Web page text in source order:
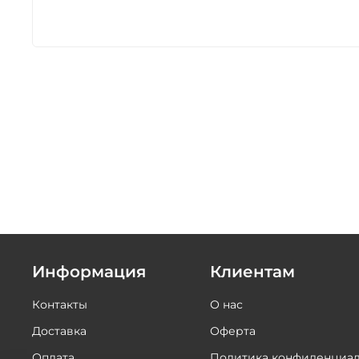
Информация
Контакты
Доставка
Клиентам
О нас
Оферта